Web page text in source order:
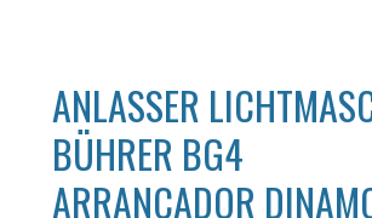
ANLASSER
BÜHRER BG4
ARRANCADOR